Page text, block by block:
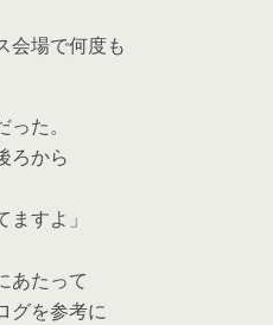
会場で何度も
た。
ろから
ますよ」
あたって
グを参考に